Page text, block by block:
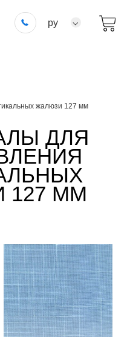
ру
жалюзи 127 мм
ДЛЯ
ММ